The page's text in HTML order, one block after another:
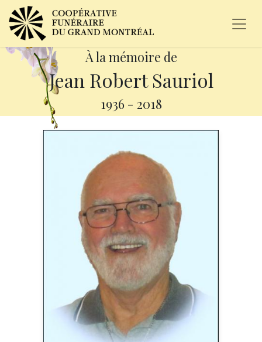
À la mémoire de
Jean Robert Sauriol
1936 - 2018